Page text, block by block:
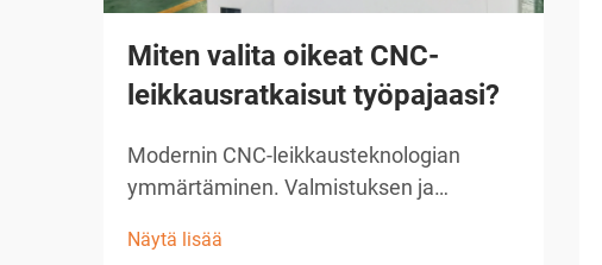
Miten valita oikeat CNC-
leikkausratkaisut työpajaasi?
Modernin CNC-leikkausteknologian
ymmärtäminen. Valmistuksen ja
uudistuneella CNC-leikkausratkaisulla,
Näytä lisää